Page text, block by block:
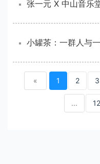
小罐茶：一群人与
« 1 2 3
...